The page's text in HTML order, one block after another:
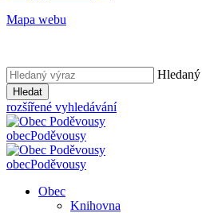
Mapa webu
Hledat
rozšířené vyhledávání
obecPoděvousy
obecPoděvousy
Obec
Knihovna